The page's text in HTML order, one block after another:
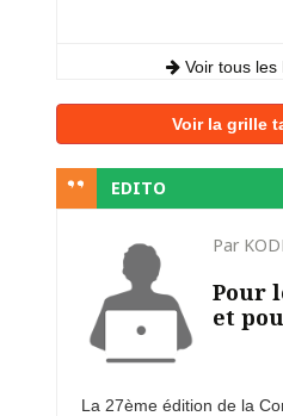
Voir tous les
Voir la grille
EDITO
Par
Pour
et
La 27ème édition de la